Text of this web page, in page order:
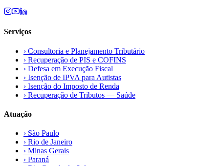
Serviços
› Consultoria e Planejamento Tributário
› Recuperação de PIS e COFINS
› Defesa em Execução Fiscal
› Isenção de IPVA para Autistas
› Isenção do Imposto de Renda
› Recuperação de Tributos — Saúde
Atuação
› São Paulo
› Rio de Janeiro
› Minas Gerais
› Paraná